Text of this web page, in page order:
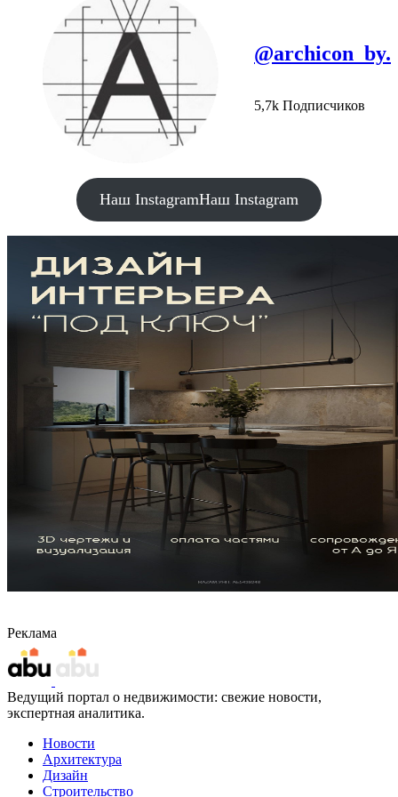
@archicon_by.
5,7k Подписчиков
Наш InstagramНаш Instagram
Реклама
Ведущий портал о недвижимости: свежие новости,
экспертная аналитика.
Новости
Архитектура
Дизайн
Строительство